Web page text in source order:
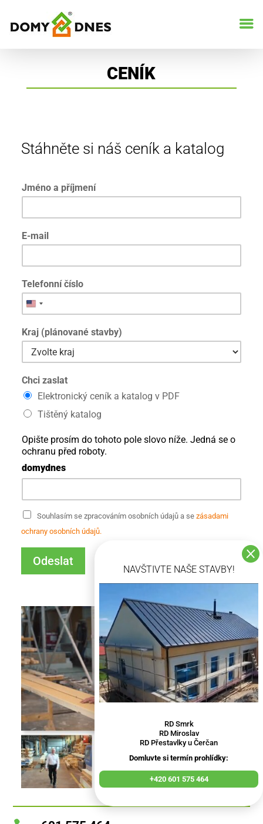
CENÍK
Stáhněte si náš ceník a katalog
Jméno a příjmení
a
J
é
o
p
ř
d
E-mail
Telefonní číslo
Kraj (plánované stavby)
Chci zaslat
Elektronický ceník a katalog v PDF
Tištěný katalog
Opište prosím do tohoto pole slovo níže. Jedná se o
ochranu před roboty.
domydnes
S
u
p
r
c
o
v
á
n
í
m
o
o
b
n
í
c
h
ú
d
j
Souhlasím se zpracováním osobních údajů a sezásadami
ochrany osobních údajů.
Odeslat
NAVŠTIVTE NAŠE STAVBY!
Video přehrávač
RD Smrk
RD Miroslav
RD Přestavlky u Čerčan
Domluvte si termín prohlídky:
+420 601 575 464
